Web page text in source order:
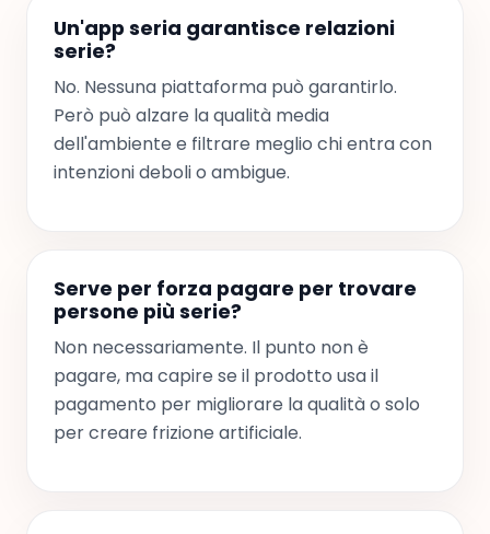
Un'app seria garantisce relazioni
serie?
No. Nessuna piattaforma può garantirlo.
Però può alzare la qualità media
dell'ambiente e filtrare meglio chi entra con
intenzioni deboli o ambigue.
Serve per forza pagare per trovare
persone più serie?
Non necessariamente. Il punto non è
pagare, ma capire se il prodotto usa il
pagamento per migliorare la qualità o solo
per creare frizione artificiale.